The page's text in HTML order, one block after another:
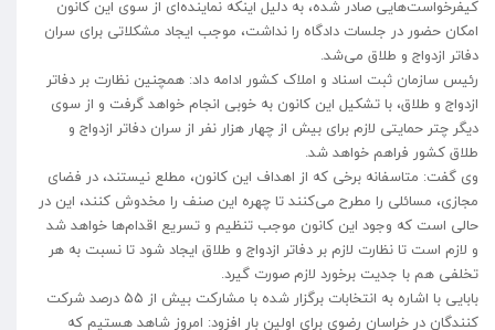
کیفرخواست‌هایی صادر شده، به دلیل اینکه نماینده‌ای از سوی این کانون
امکان حضور در جلسات دادگاه را نداشت، موجب ایجاد مشکلاتی برای سران
دفاتر ازدواج و طلاق می‌شد.
رئیس سازمان ثبت اسناد و املاک کشور ادامه داد: همچنین نظارت بر دفاتر
ازدواج و طلاق، با تشکیل این کانون به خوبی انجام خواهد گرفت و از سوی
دیگر چتر حمایتی لازم برای بیش از چهار هزار نفر از سران دفاتر ازدواج و
طلاق کشور فراهم خواهد شد.
وی گفت: متاسفانه برخی که از اهداف این کانون، مطلع نیستند، در فضای
مجازی، مسائلی را مطرح می‌کنند تا چهره این صنف را مخدوش کنند، این در
حالی است که وجود این کانون موجب تنظیم و تسریع اقدام‌ها خواهد شد
و لازم است تا نظارت لازم بر دفاتر ازدواج و طلاق ایجاد شود تا نسبت به هر
تخلفی هم با جدیت برخورد لازم صورت گیرد.
بابایی با اشاره به انتخابات برگزار شده با مشارکت بیش از ۵۵ درصد شرکت
کنندگان در خراسان رضوی برای اولین بار افزود: امروز شاهد هستیم که